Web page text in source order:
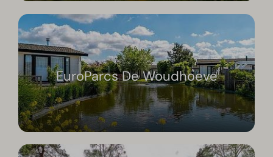
EuroParcs De Woudhoeve